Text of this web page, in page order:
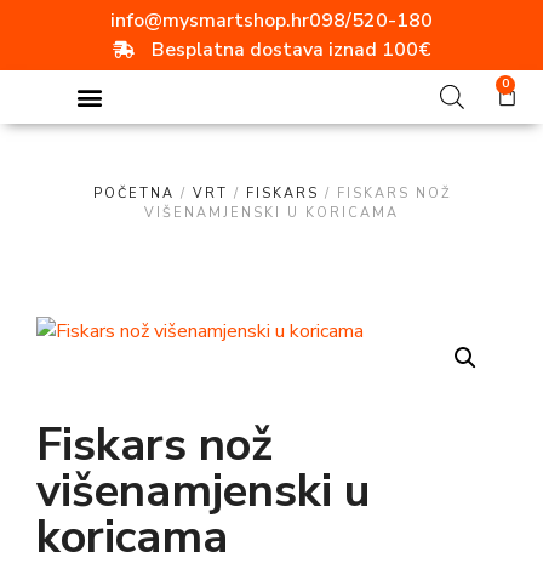
info@mysmartshop.hr098/520-180
Besplatna dostava iznad 100€
0
POČETNA / VRT / FISKARS / FISKARS NOŽ
VIŠENAMJENSKI U KORICAMA
Fiskars nož
višenamjenski u
koricama